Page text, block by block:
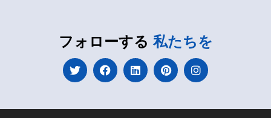
フォローする 私たちを